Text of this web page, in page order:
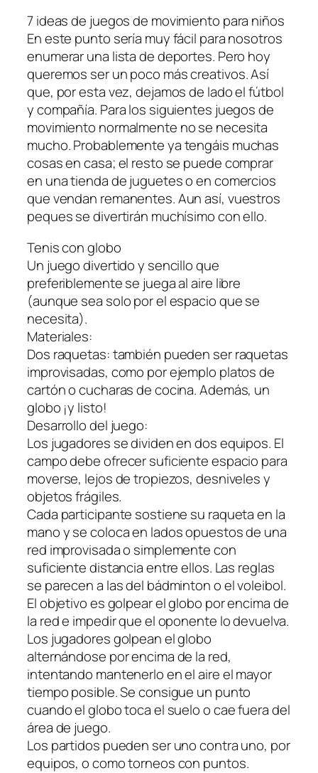
7 ideas de juegos de movimiento para niños
En este punto sería muy fácil para nosotros
enumerar una lista de deportes. Pero hoy
queremos ser un poco más creativos. Así
que, por esta vez, dejamos de lado el fútbol
y compañía. Para los siguientes juegos de
movimiento normalmente no se necesita
mucho. Probablemente ya tengáis muchas
cosas en casa; el resto se puede comprar
en una tienda de juguetes o en comercios
que vendan remanentes. Aun así, vuestros
peques se divertirán muchísimo con ello.
Tenis con globo
Un juego divertido y sencillo que
preferiblemente se juega al aire libre
(aunque sea solo por el espacio que se
necesita).
Materiales:
Dos raquetas: también pueden ser raquetas
improvisadas, como por ejemplo platos de
cartón o cucharas de cocina. Además, un
globo ¡y listo!
Desarrollo del juego:
Los jugadores se dividen en dos equipos. El
campo debe ofrecer suficiente espacio para
moverse, lejos de tropiezos, desniveles y
objetos frágiles.
Cada participante sostiene su raqueta en la
mano y se coloca en lados opuestos de una
red improvisada o simplemente con
suficiente distancia entre ellos. Las reglas
se parecen a las del bádminton o el voleibol.
El objetivo es golpear el globo por encima de
la red e impedir que el oponente lo devuelva.
Los jugadores golpean el globo
alternándose por encima de la red,
intentando mantenerlo en el aire el mayor
tiempo posible. Se consigue un punto
cuando el globo toca el suelo o cae fuera del
área de juego.
Los partidos pueden ser uno contra uno, por
equipos, o como torneos con puntos.